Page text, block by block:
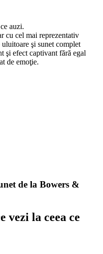
auzi.
cu cel mai reprezentativ
şi sunet complet
şi efect captivant fără egal
de emoţie.
de la Bowers &
vezi la ceea ce